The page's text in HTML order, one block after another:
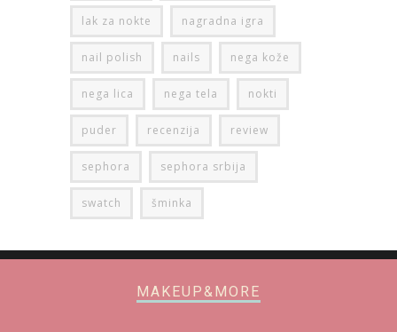
lak za nokte nagradna igra
nail polish nails nega kože
nega lica nega tela nokti
puder recenzija review
sephora sephora srbija
swatch šminka
MAKEUP&MORE